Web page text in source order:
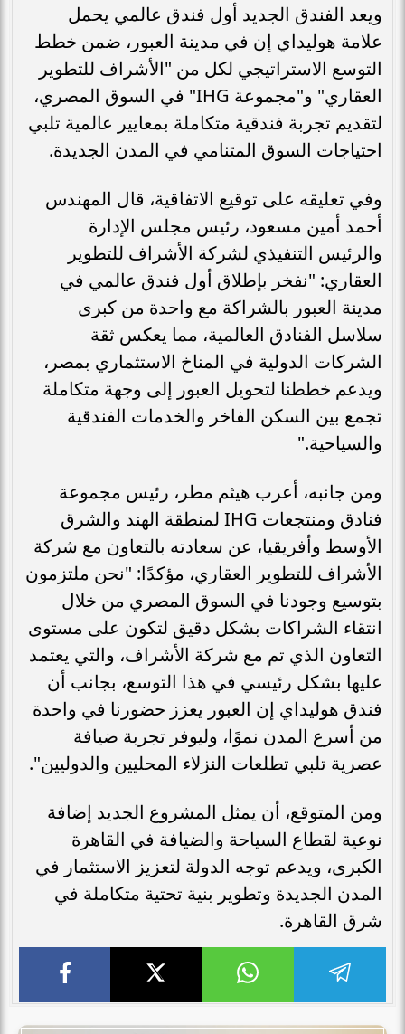
ويعد الفندق الجديد أول فندق عالمي يحمل
علامة هوليداي إن في مدينة العبور، ضمن خطط
التوسع الاستراتيجي لكل من "الأشراف للتطوير
العقاري" و"مجموعة IHG" في السوق المصري،
لتقديم تجربة فندقية متكاملة بمعايير عالمية تلبي
احتياجات السوق المتنامي في المدن الجديدة.
وفي تعليقه على توقيع الاتفاقية، قال المهندس
أحمد أمين مسعود، رئيس مجلس الإدارة
والرئيس التنفيذي لشركة الأشراف للتطوير
العقاري: "نفخر بإطلاق أول فندق عالمي في
مدينة العبور بالشراكة مع واحدة من كبرى
سلاسل الفنادق العالمية، مما يعكس ثقة
الشركات الدولية في المناخ الاستثماري بمصر،
ويدعم خططنا لتحويل العبور إلى وجهة متكاملة
تجمع بين السكن الفاخر والخدمات الفندقية
والسياحية."
ومن جانبه، أعرب هيثم مطر، رئيس مجموعة
فنادق ومنتجعات IHG لمنطقة الهند والشرق
الأوسط وأفريقيا، عن سعادته بالتعاون مع شركة
الأشراف للتطوير العقاري، مؤكدًا: "نحن ملتزمون
بتوسيع وجودنا في السوق المصري من خلال
انتقاء الشراكات بشكل دقيق لتكون على مستوى
التعاون الذي تم مع شركة الأشراف، والتي يعتمد
عليها بشكل رئيسي في هذا التوسع، بجانب أن
فندق هوليداي إن العبور يعزز حضورنا في واحدة
من أسرع المدن نموًا، وليوفر تجربة ضيافة
عصرية تلبي تطلعات النزلاء المحليين والدوليين".
ومن المتوقع، أن يمثل المشروع الجديد إضافة
نوعية لقطاع السياحة والضيافة في القاهرة
الكبرى، ويدعم توجه الدولة لتعزيز الاستثمار في
المدن الجديدة وتطوير بنية تحتية متكاملة في
شرق القاهرة.